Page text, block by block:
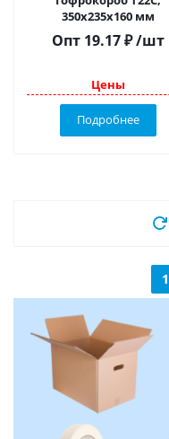
350х235х160 мм
Опт19.17 ₽ /шт
Цены
Подробнее
1